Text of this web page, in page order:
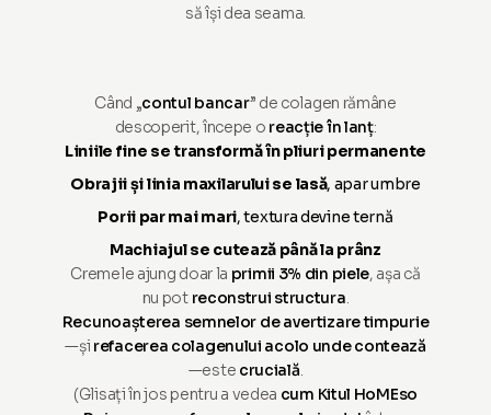
să își dea seama.
Când „contul bancar” de colagen rămâne
descoperit, începe o reacție în lanț:
Liniile fine se transformă în pliuri permanente
Obrajii și linia maxilarului se lasă, apar umbre
Porii par mai mari, textura devine ternă
Machiajul se cutează până la prânz
Cremele ajung doar la primii 3% din piele, așa că
nu pot reconstrui structura.
Recunoașterea semnelor de avertizare timpurie
—și refacerea colagenului acolo unde contează
—este crucială.
(Glisați în jos pentru a vedea cum Kitul HoMEso